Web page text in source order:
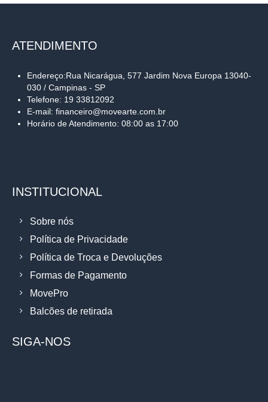
ATENDIMENTO
Endereço:Rua Nicarágua, 577 Jardim Nova Europa 13040-
030 / Campinas - SP
Telefone: 19 33812092
E-mail: financeiro@movearte.com.br
Horário de Atendimento: 08:00 as 17:00
INSTITUCIONAL
Sobre nós
Política de Privacidade
Política de Troca e Devoluções
Formas de Pagamento
MovePro
Balcões de retirada
SIGA-NOS